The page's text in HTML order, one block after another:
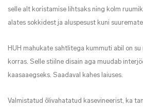
selle alt koristamise lihtsaks ning kolm
alates sokkidest ja aluspesust kuni
HUH mahukate sahtlitega kummuti abil on
korras. Selle stiilne disain aga muudab
kaasaaegseks. Saadaval kahes laiuses.
Valmistatud õlivahatatud kasevineerist, ka